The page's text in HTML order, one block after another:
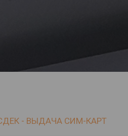
- ВЫДАЧА СИМ-КАРТ